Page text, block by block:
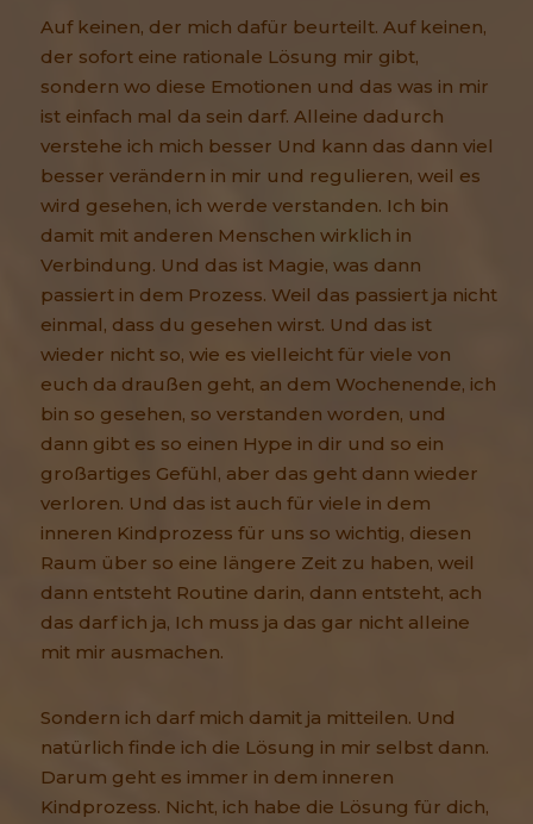
Auf keinen, der mich dafür beurteilt. Auf keinen,
der sofort eine rationale Lösung mir gibt,
sondern wo diese Emotionen und das was in mir
ist einfach mal da sein darf. Alleine dadurch
verstehe ich mich besser Und kann das dann viel
besser verändern in mir und regulieren, weil es
wird gesehen, ich werde verstanden. Ich bin
damit mit anderen Menschen wirklich in
Verbindung. Und das ist Magie, was dann
passiert in dem Prozess. Weil das passiert ja nicht
einmal, dass du gesehen wirst. Und das ist
wieder nicht so, wie es vielleicht für viele von
euch da draußen geht, an dem Wochenende, ich
bin so gesehen, so verstanden worden, und
dann gibt es so einen Hype in dir und so ein
großartiges Gefühl, aber das geht dann wieder
verloren. Und das ist auch für viele in dem
inneren Kindprozess für uns so wichtig, diesen
Raum über so eine längere Zeit zu haben, weil
dann entsteht Routine darin, dann entsteht, ach
das darf ich ja, Ich muss ja das gar nicht alleine
mit mir ausmachen.
Sondern ich darf mich damit ja mitteilen. Und
natürlich finde ich die Lösung in mir selbst dann.
Darum geht es immer in dem inneren
Kindprozess. Nicht, ich habe die Lösung für dich,